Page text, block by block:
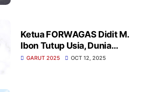
Ketua FORWAGAS Didit M.
Ibon Tutup Usia, Dunia
Jurnalisme Kehilangan
GARUT 2025 OCT 12, 2025